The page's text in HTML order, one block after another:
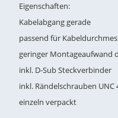
Eigenschaften:
Kabelabgang gerade
passend für
geringer Montageaufwand
inkl. D-Sub Steckverbinder
inkl. Rändelschrauben UNC
einzeln verpackt